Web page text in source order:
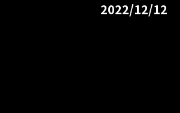
2022/12/12